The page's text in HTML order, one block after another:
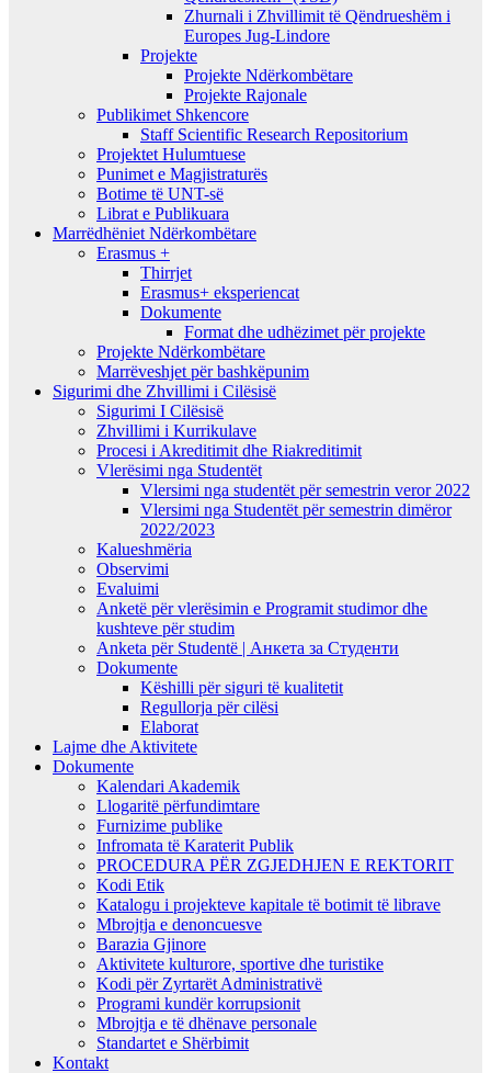
Zhurnali i Zhvillimit të Qëndrueshëm i
Europes Jug-Lindore
Projekte
Projekte Ndërkombëtare
Projekte Rajonale
Publikimet Shkencore
Staff Scientific Research Repositorium
Projektet Hulumtuese
Punimet e Magjistraturës
Botime të UNT-së
Librat e Publikuara
Marrëdhëniet Ndërkombëtare
Erasmus +
Thirrjet
Erasmus+ eksperiencat
Dokumente
Format dhe udhëzimet për projekte
Projekte Ndërkombëtare
Marrëveshjet për bashkëpunim
Sigurimi dhe Zhvillimi i Cilësisë
Sigurimi I Cilësisë
Zhvillimi i Kurrikulave
Procesi i Akreditimit dhe Riakreditimit
Vlerësimi nga Studentët
Vlersimi nga studentët për semestrin veror 2022
Vlersimi nga Studentët për semestrin dimëror
2022/2023
Kalueshmëria
Observimi
Evaluimi
Anketë për vlerësimin e Programit studimor dhe
kushteve për studim
Anketa për Studentë | Анкета за Студенти
Dokumente
Këshilli për siguri të kualitetit
Regullorja për cilësi
Elaborat
Lajme dhe Aktivitete
Dokumente
Kalendari Akademik
Llogaritë përfundimtare
Furnizime publike
Infromata të Karaterit Publik
PROCEDURA PËR ZGJEDHJEN E REKTORIT
Kodi Etik
Katalogu i projekteve kapitale të botimit të librave
Mbrojtja e denoncuesve
Barazia Gjinore
Aktivitete kulturore, sportive dhe turistike
Kodi për Zyrtarët Administrativë
Programi kundër korrupsionit
Mbrojtja e të dhënave personale
Standartet e Shërbimit
Kontakt